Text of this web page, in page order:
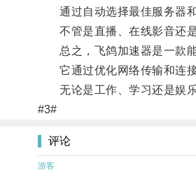
通过自动选择最佳服务器和
不管是直播、在线影音还是
总之，飞鸽加速器是一款能
它通过优化网络传输和连接
无论是工作、学习还是娱乐
#3#
评论
游客